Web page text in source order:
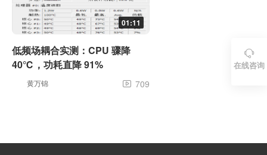
01:11
低频场耦合实测：CPU 骤降
40℃，功耗直降 91%
黄万锦  709

在线咨询